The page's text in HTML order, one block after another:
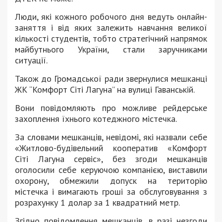
Люди, які кожного робочого дня ведуть онлайн-
заняття і від яких залежить навчання великої
кількості студентів, тобто стратегічний напрямок
майбутнього України, стали заручниками
ситуації.
Також до Громадської ради звернулися мешканці
ЖК “Комфорт Сіті Лагуна” на вулиці Гаванській.
Вони повідомляють про можливе рейдерське
захоплення їхнього котеджного містечка.
За словами мешканців, невідомі, які назвали себе
«Житлово-будівельний кооператив «Комфорт
Сіті Лагуна сервіс», без згоди мешканців
оголосили себе керуючою компанією, виставили
охорону, обмежили допуск на територію
містечка і вимагають гроші за обслуговування з
розрахунку 1 долар за 1 квадратний метр.